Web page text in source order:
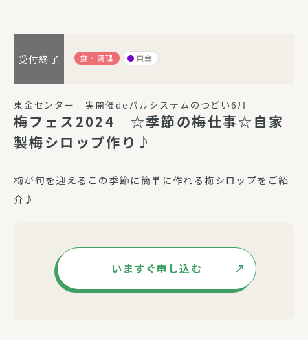
受付終了 食・調理 東金
東金センター 実開催deパルシステムのつどい6月
梅フェス2024 ☆季節の梅仕事☆自家
製梅シロップ作り♪
梅が旬を迎えるこの季節に簡単に作れる梅シロップをご紹
介♪
いますぐ申し込む